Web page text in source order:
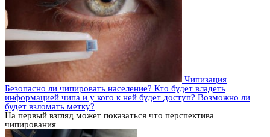
Чипизация
Безопасно ли чипировать население? Кто будет владеть
информацией чипа и у кого к ней будет доступ? Возможно ли
будет взломать метку?
На первый взгляд может показаться что перспектива
чипирования